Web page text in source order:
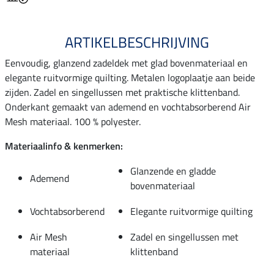
ARTIKELBESCHRIJVING
Eenvoudig, glanzend zadeldek met glad bovenmateriaal en
elegante ruitvormige quilting. Metalen logoplaatje aan beide
zijden. Zadel en singellussen met praktische klittenband.
Onderkant gemaakt van ademend en vochtabsorberend Air
Mesh materiaal. 100 % polyester.
Materiaalinfo & kenmerken:
Ademend
Glanzende en gladde
bovenmateriaal
Vochtabsorberend
Elegante ruitvormige quilting
Air Mesh
materiaal
Zadel en singellussen met
klittenband